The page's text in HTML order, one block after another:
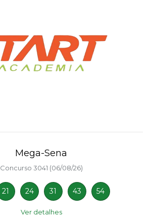
Mega-Sena
Concurso 3041 (06/08/26)
21 24 31 43 54
Ver detalhes